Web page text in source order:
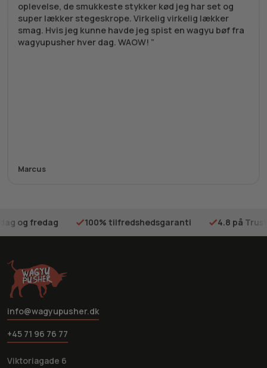
oplevelse, de smukkeste stykker kød jeg har set og
super lækker stegeskrope. Virkelig virkelig lækker
smag. Hvis jeg kunne havde jeg spist en wagyu bøf fra
wagyupusher hver dag. WAOW!
Marcus
og fredag 100% tilfredshedsgaranti 4.8 på
info@wagyupusher.dk
+45 71 96 76 77
Viktoriagade 6